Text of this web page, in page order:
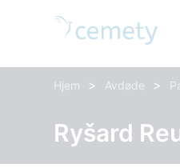
Hjem > Avdøde >
Ryšard